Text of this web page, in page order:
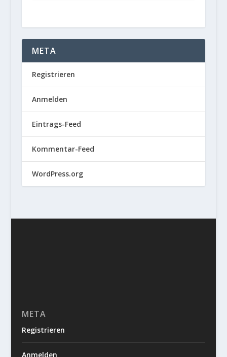
META
Registrieren
Anmelden
Eintrags-Feed
Kommentar-Feed
WordPress.org
META
Registrieren
Anmelden